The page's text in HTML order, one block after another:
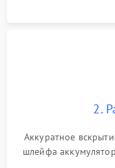
2.
Аккуратное
шлейфа